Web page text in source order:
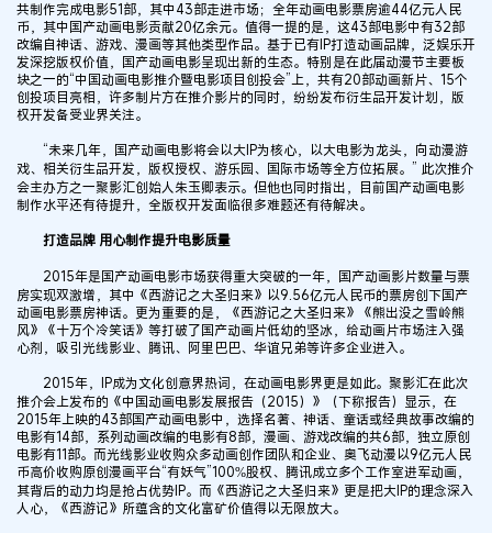
共制作完成电影51部，其中43部走进市场；全年动画电影票房逾44亿元人民
币，其中国产动画电影贡献20亿余元。值得一提的是，这43部电影中有32部
改编自神话、游戏、漫画等其他类型作品。基于已有IP打造动画品牌，泛娱乐开
发深挖版权价值，国产动画电影呈现出新的生态。特别是在此届动漫节主要板
块之一的“中国动画电影推介暨电影项目创投会”上，共有20部动画新片、15个
创投项目亮相，许多制片方在推介影片的同时，纷纷发布衍生品开发计划，版
权开发备受业界关注。
“未来几年，国产动画电影将会以大IP为核心，以大电影为龙头，向动漫游
戏、相关衍生品开发，版权授权、游乐园、国际市场等全方位拓展。” 此次推介
会主办方之一聚影汇创始人朱玉卿表示。但他也同时指出，目前国产动画电影
制作水平还有待提升，全版权开发面临很多难题还有待解决。
打造品牌 用心制作提升电影质量
2015年是国产动画电影市场获得重大突破的一年，国产动画影片数量与票
房实现双激增，其中《西游记之大圣归来》以9.56亿元人民币的票房创下国产
动画电影票房神话。更为重要的是，《西游记之大圣归来》《熊出没之雪岭熊
风》《十万个冷笑话》等打破了国产动画片低幼的坚冰，给动画片市场注入强
心剂，吸引光线影业、腾讯、阿里巴巴、华谊兄弟等许多企业进入。
2015年，IP成为文化创意界热词，在动画电影界更是如此。聚影汇在此次
推介会上发布的《中国动画电影发展报告（2015）》（下称报告）显示，在
2015年上映的43部国产动画电影中，选择名著、神话、童话或经典故事改编的
电影有14部，系列动画改编的电影有8部，漫画、游戏改编的共6部，独立原创
电影有11部。而光线影业收购众多动画创作团队和企业、奥飞动漫以9亿元人民
币高价收购原创漫画平台“有妖气”100%股权、腾讯成立多个工作室进军动画，
其背后的动力均是抢占优势IP。而《西游记之大圣归来》更是把大IP的理念深入
人心，《西游记》所蕴含的文化富矿价值得以无限放大。